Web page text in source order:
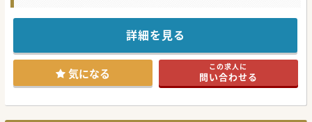
保険診療と自由診療を行っております。
自由診療の対応割合についてはご相談ください。
少しでもご興味のある先生はお気軽にお問合せ下さい！
#業務委託案件 #秋入職可
詳細を見る
気になる この求人に
問い合わせる